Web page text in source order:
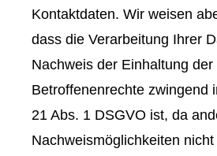
Kontaktdaten. Wir weisen
dass die Verarbeitung Ihrer
Nachweis der Einhaltung der
Betroffenenrechte zwingend
21 Abs. 1 DSGVO ist, da
Nachweismöglichkeiten